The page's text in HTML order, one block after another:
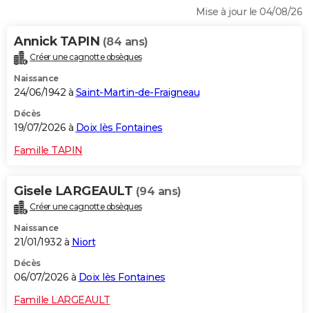
Alimentation
Guide de la santé
Maladies
Médicaments
Sommeil
VOYAGE
Destinations
City break
Voyage nature
Voyage de noces
Forum
Climat
+PHOTO
GUIDES D'ACHAT
BONS PLANS
CARTE DE VOEUX
Dictionnaire
Biographies
Citations
Expressions
Proverbes
PROGRAMME TV
COPAINS D'AVANT
S'inscrire
Se connecter
Lycées
Collèges
Primaires
Universités
Entreprises
Service militaire
Avis de recherche
AVIS DE DÉCÈS
Mise à jour le 04/08/26
Annick TAPIN (84 ans)
Créer une cagnotte obsèques
Naissance
24/06/1942 à Saint-Martin-de-Fraigneau
Décès
19/07/2026 à Doix lès Fontaines
Famille TAPIN
Gisele LARGEAULT (94 ans)
Créer une cagnotte obsèques
Naissance
21/01/1932 à Niort
Décès
06/07/2026 à Doix lès Fontaines
Famille LARGEAULT